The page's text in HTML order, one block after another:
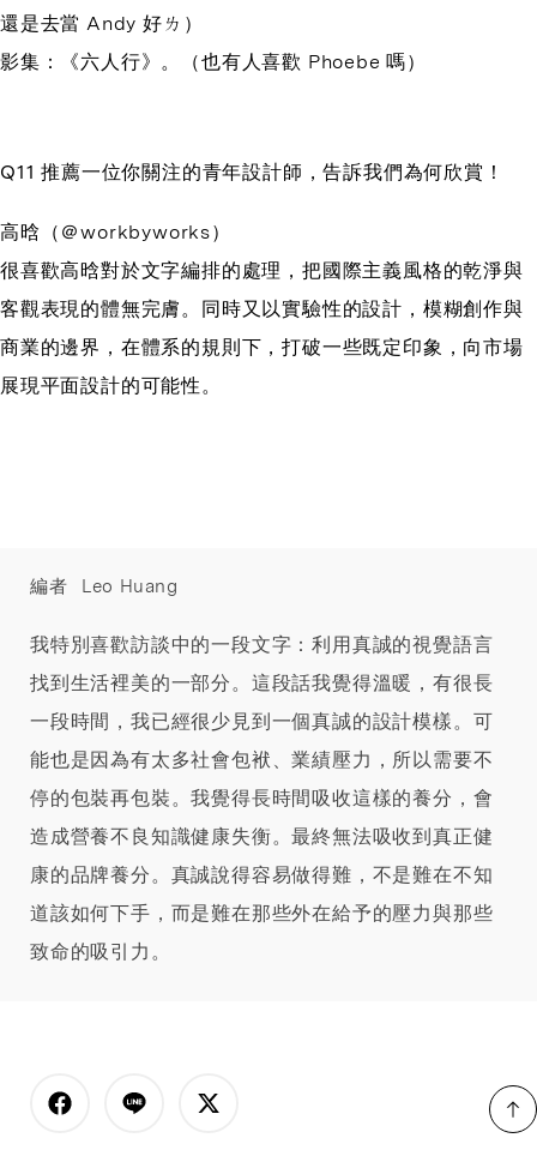
還是去當 Andy 好ㄌ）
影集：《六人行》。（也有人喜歡 Phoebe 嗎）
Q11 推薦一位你關注的青年設計師，告訴我們為何欣賞！
高晗（＠workbyworks）
很喜歡高晗對於文字編排的處理，把國際主義風格的乾淨與
客觀表現的體無完膚。同時又以實驗性的設計，模糊創作與
商業的邊界，在體系的規則下，打破一些既定印象，向市場
展現平面設計的可能性。
編者 Leo Huang
我特別喜歡訪談中的一段文字：利用真誠的視覺語言
找到生活裡美的一部分。這段話我覺得溫暖，有很長
一段時間，我已經很少見到一個真誠的設計模樣。可
能也是因為有太多社會包袱、業績壓力，所以需要不
停的包裝再包裝。我覺得長時間吸收這樣的養分，會
造成營養不良知識健康失衡。最終無法吸收到真正健
康的品牌養分。真誠說得容易做得難，不是難在不知
道該如何下手，而是難在那些外在給予的壓力與那些
致命的吸引力。